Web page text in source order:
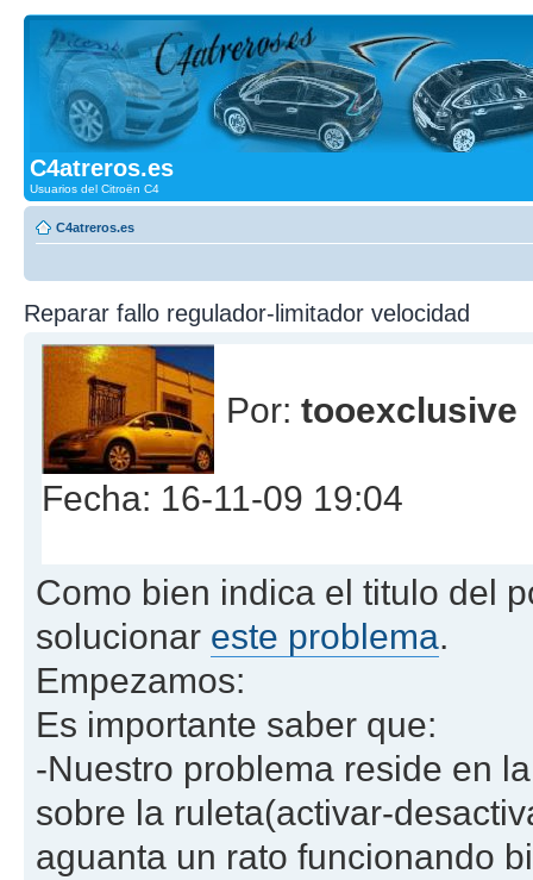
C4atreros.es
Usuarios del Citroën C4
C4atreros.es
Reparar fallo regulador-limitador velocidad
Por: tooexclusive
Fecha: 16-11-09 19:04
Como bien indica el titulo del
solucionar este problema.
Empezamos:
Es importante saber que:
-Nuestro problema reside en
sobre la ruleta(activar-
aguanta un rato funcionando